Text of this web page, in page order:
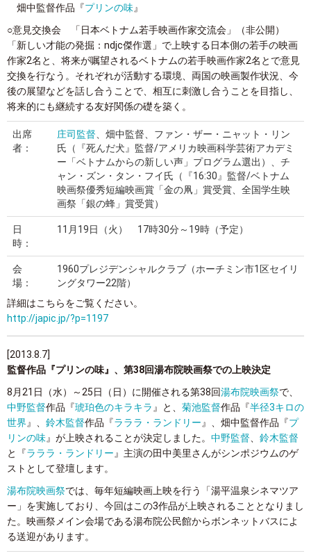
畑中監督作品『プリンの味』
○意見交換会 「日本ベトナム若手映画作家交流会」（非公開）
「新しい才能の発掘：ndjc傑作選」で上映する日本側の若手の映画
作家2名と、将来が嘱望されるベトナムの若手映画作家2名とで意見
交換を行なう。それぞれが活動する環境、両国の映画製作状況、今
後の展望などを話し合うことで、相互に刺激し合うことを目指し、
将来的にも継続する友好関係の礎を築く。
出席
者：
庄司監督 、畑中監督、ファン・ザー・ニャット・リン
氏（『死んだ犬』監督/アメリカ映画科学芸術アカデミ
ー「ベトナムからの新しい声」プログラム選出）、チ
ャン・ズン・タン・フイ氏（『16:30』監督/ベトナム
映画祭優秀短編映画賞「金の凧」賞受賞、全国学生映
画祭「銀の蜂」賞受賞）
日
時：
11月19日（火） 17時30分～19時（予定）
会
場：
1960プレジデンシャルクラブ（ホーチミン市1区セイリ
ングタワー22階）
詳細はこちらをご覧ください。
http://japic.jp/?p=1197
[2013.8.7]
監督作品『プリンの味』、第38回湯布院映画祭での上映決定
8月21日（水）～25日（日）に開催される第38回湯布院映画祭で、
中野監督作品『琥珀色のキラキラ 』と、 菊池監督作品『半径3キロの
世界 』、 鈴木監督作品『ラララ・ランドリー 』、畑中監督作品『プ
リンの味』が上映されることが決定しました。 中野監督
鈴木監督
と『ラララ・ランドリー 』主演の田中美里さんがシンポジウムのゲ
ストとして登壇します。
湯布院映画祭では、毎年短編映画上映を行う「湯平温泉シネマツア
ー」を実施しており、今回はこの3作品が上映されることとなりまし
た。映画祭メイン会場である湯布院公民館からボンネットバスによ
る送迎があります。